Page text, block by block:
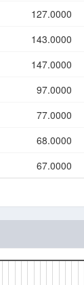
127.0000
143.0000
147.0000
97.0000
77.0000
68.0000
67.0000